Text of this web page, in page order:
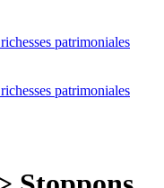
patrimoniales
patrimoniales